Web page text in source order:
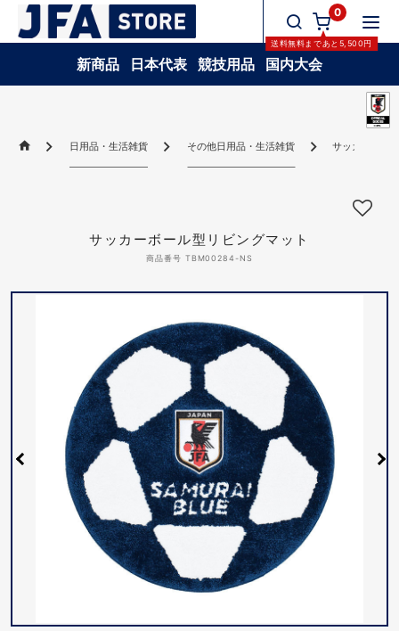
0
送料無料まであと 5,500円
新商品 日本代表 競技用品 国内大会
日用品・生活雑貨 その他日用品・生活雑貨 サッカーボー
サッカーボール型リビングマット
商品番号 TBM00284-NS